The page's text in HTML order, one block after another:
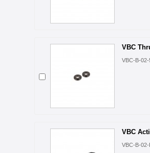
VBC
VBC-B-02-
VBC
VBC-B-02-